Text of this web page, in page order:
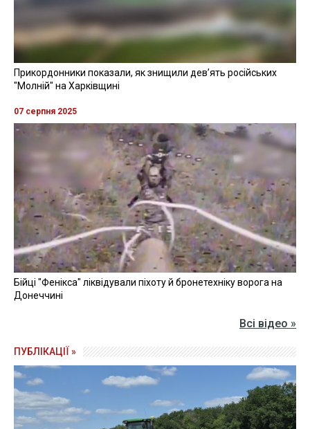
Прикордонники показали, як знищили девʼять російських
"Молній" на Харківщині
07 серпня 2025
Бійці "Фенікса" ліквідували піхоту й бронетехніку ворога на
Донеччині
Всі відео »
ПУБЛІКАЦІЇ »